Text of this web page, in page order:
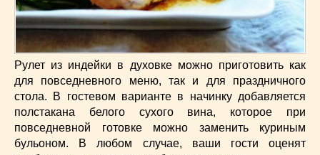
О жизни(25)
Овощи(98)
Пасхальные(17)
Печенье(13)
Пироги(55)
Польская кухня(21)
Постные(52)
Праздничные блюда
Рулет из индейки в духовке можно приготовить как
для повседневного меню, так и для праздничного
стола. В гостевом варианте в начинку добавляется
полстакана белого сухого вина, которое при
повседневной готовке можно заменить куриным
бульоном. В любом случае, ваши гости оценят